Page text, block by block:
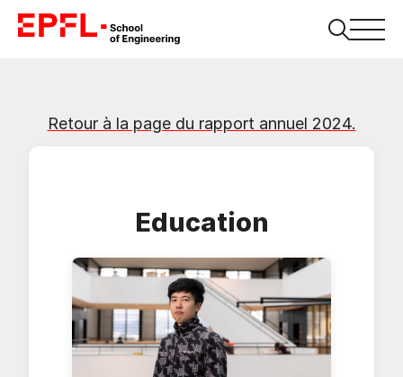
Retour à la page du rapport annuel 2024.
Education